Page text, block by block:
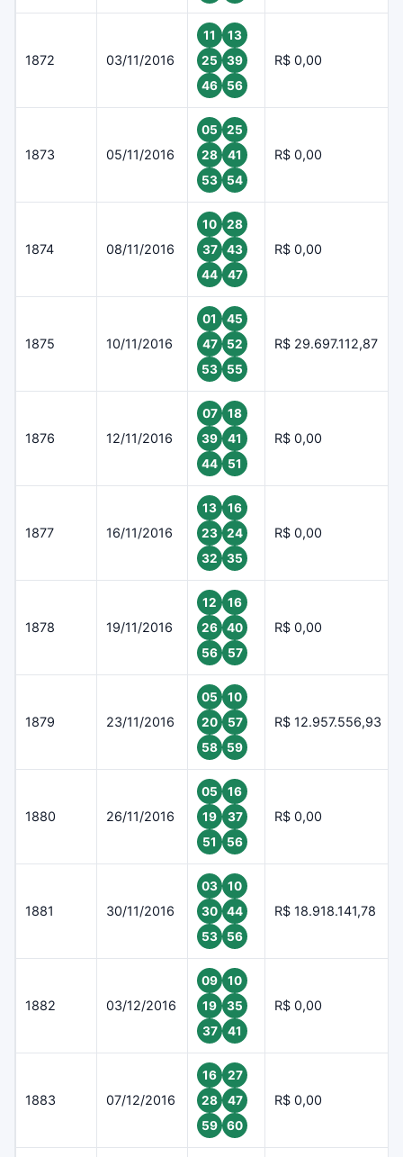
1872 03/11/2016
11
13
25
39
46
56
R$ 0,00
1873 05/11/2016
05
25
28
41
53
54
R$ 0,00
1874 08/11/2016
10
28
37
43
44
47
R$ 0,00
1875 10/11/2016
01
45
47
52
53
55
R$ 29.697.112,87
1876 12/11/2016
07
18
39
41
44
51
R$ 0,00
1877 16/11/2016
13
16
23
24
32
35
R$ 0,00
1878 19/11/2016
12
16
26
40
56
57
R$ 0,00
1879 23/11/2016
05
10
20
57
58
59
R$ 12.957.556,93
1880 26/11/2016
05
16
19
37
51
56
R$ 0,00
1881 30/11/2016
03
10
30
44
53
56
R$ 18.918.141,78
1882 03/12/2016
09
10
19
35
37
41
R$ 0,00
1883 07/12/2016
16
27
28
47
59
60
R$ 0,00